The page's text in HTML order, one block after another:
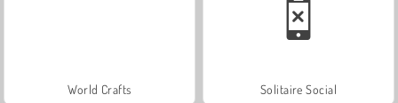
World Crafts Solitaire Social